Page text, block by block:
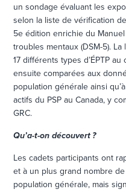
un sondage évaluant les
selon la liste de vérification
5e édition enrichie du
troubles mentaux (DSM-5).
17 différents types d’ÉPTP
ensuite comparées aux
population générale ainsi
actifs du PSP au Canada, y
GRC.
Qu’a-t-on découvert ?
Les cadets participants ont
et à un plus grand nombre
population générale, mais